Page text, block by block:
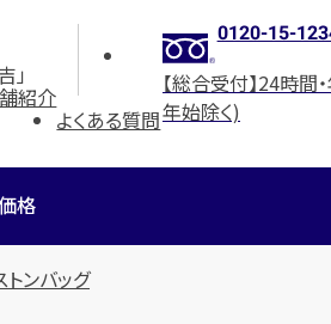
」
0120-15-
【総合受付】24時間
年始除く)
紹介
よくある質問
格
ンバッグ